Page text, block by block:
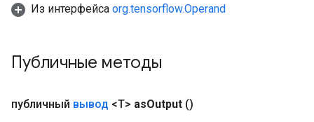
Из интерфейса org.tensorflow.Operand
Публичные методы
публичный вывод <T> asOutput ()